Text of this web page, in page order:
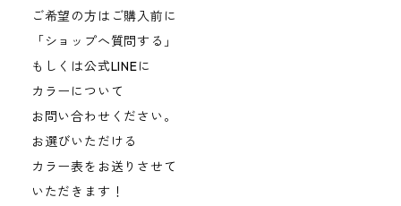
ご希望の方はご購入前に
「ショップへ質問する」
もしくは公式LINEに
カラーについて
お問い合わせください。
お選びいただける
カラー表をお送りさせて
いただきます！